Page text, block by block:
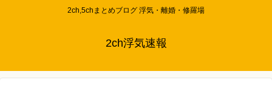
2ch,5chまとめブログ 浮気・離婚・修羅場
2ch浮気速報